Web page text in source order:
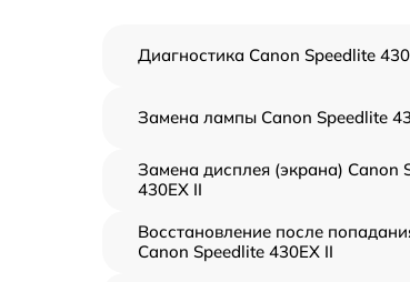
Диагностика Canon Speedlite
Замена лампы Canon Speedlite
Замена дисплея (экрана) Canon
430EX II
Восстановление после
Canon Speedlite 430EX II